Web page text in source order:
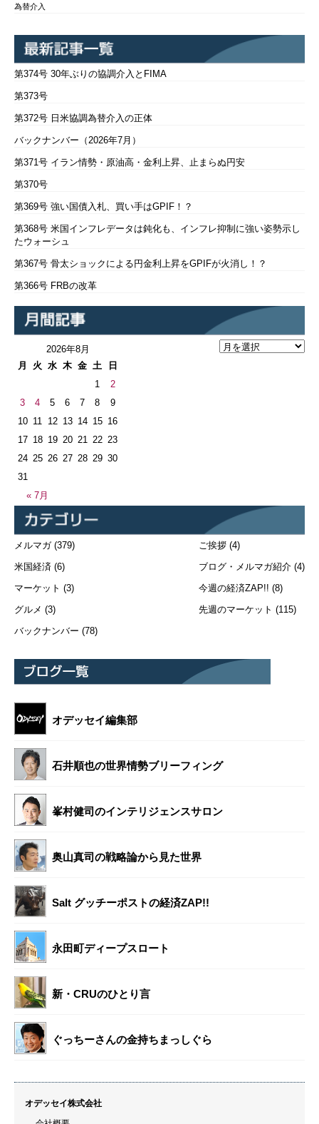
為替介入
第374号 30年ぶりの協調介入とFIMA
第373号
第372号 日米協調為替介入の正体
バックナンバー（2026年7月）
第371号 イラン情勢・原油高・金利上昇、止まらぬ円安
第370号
第369号 強い国債入札、買い手はGPIF！？
第368号 米国インフレデータは鈍化も、インフレ抑制に強い姿勢示し
たウォーシュ
第367号 骨太ショックによる円金利上昇をGPIFが火消し！？
第366号 FRBの改革
2026年8月
月
火 水 木 金 土 日
« 7月
1
2
3
4 5 6 7 8
9
10 11 12 13 14 15 16
17 18 19 20 21 22 23
24 25 26 27 28 29 30
31
メルマガ(379)
米国経済 (6)
マーケット (3)
グルメ (3)
バックナンバー (78)
ご挨拶 (4)
ブログ・メルマガ紹介 (4)
今週の経済ZAP!! (8)
先週のマーケット (115)
オデッセイ編集部
石井順也の世界情勢ブリーフィング
峯村健司のインテリジェンスサロン
奥山真司の戦略論から見た世界
Salt グッチーポストの経済ZAP!!
永田町ディープスロート
新・CRUのひとり言
ぐっちーさんの金持ちまっしぐら
オデッセイ株式会社